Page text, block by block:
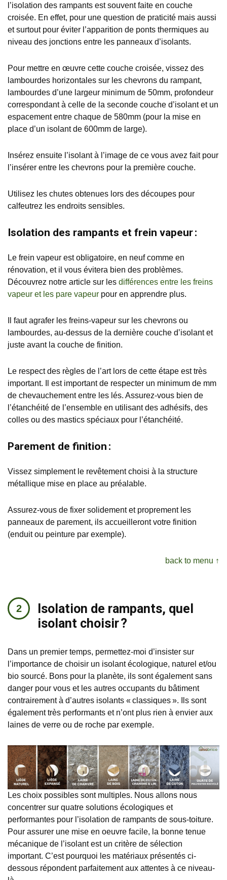
l’isolation des rampants est souvent faite en couche
croisée. En effet, pour une question de praticité mais aussi
et surtout pour éviter l’apparition de ponts thermiques au
niveau des jonctions entre les panneaux d’isolants.
Pour mettre en œuvre cette couche croisée, vissez des
lambourdes horizontales sur les chevrons du rampant,
lambourdes d’une largeur minimum de 50mm, profondeur
correspondant à celle de la seconde couche d’isolant et un
espacement entre chaque de 580mm (pour la mise en
place d’un isolant de 600mm de large).
Insérez ensuite l’isolant à l’image de ce vous avez fait pour
l’insérer entre les chevrons pour la première couche.
Utilisez les chutes obtenues lors des découpes pour
calfeutrez les endroits sensibles.
Isolation des rampants et frein vapeur :
Le frein vapeur est obligatoire, en neuf comme en
rénovation, et il vous évitera bien des problèmes.
Découvrez notre article sur les différences entre les freins
vapeur et les pare vapeur pour en apprendre plus.
Il faut agrafer les freins-vapeur sur les chevrons ou
lambourdes, au-dessus de la dernière couche d’isolant et
juste avant la couche de finition.
Le respect des règles de l’art lors de cette étape est très
important. Il est important de respecter un minimum de mm
de chevauchement entre les lés. Assurez-vous bien de
l’étanchéité de l’ensemble en utilisant des adhésifs, des
colles ou des mastics spéciaux pour l’étanchéité.
Parement de finition :
Vissez simplement le revêtement choisi à la structure
métallique mise en place au préalable.
Assurez-vous de fixer solidement et proprement les
panneaux de parement, ils accueilleront votre finition
(enduit ou peinture par exemple).
back to menu ↑
Isolation de rampants, quel
isolant choisir ?
Dans un premier temps, permettez-moi d’insister sur
l’importance de choisir un isolant écologique, naturel et/ou
bio sourcé. Bons pour la planète, ils sont également sans
danger pour vous et les autres occupants du bâtiment
contrairement à d’autres isolants « classiques ». Ils sont
également très performants et n’ont plus rien à envier aux
laines de verre ou de roche par exemple.
Les choix possibles sont multiples. Nous allons nous
concentrer sur quatre solutions écologiques et
performantes pour l’isolation de rampants de sous-toiture.
Pour assurer une mise en oeuvre facile, la bonne tenue
mécanique de l’isolant est un critère de sélection
important. C’est pourquoi les matériaux présentés ci-
dessous répondent parfaitement aux attentes à ce niveau-